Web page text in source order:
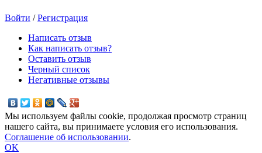
Войти /Регистрация
Написать отзыв
Как написать отзыв?
Оставить отзыв
Черный список
Негативные отзывы
Мы используем файлы cookie, продолжая просмотр страниц
нашего сайта, вы принимаете условия его использования.
Соглашение об использовании.
OK